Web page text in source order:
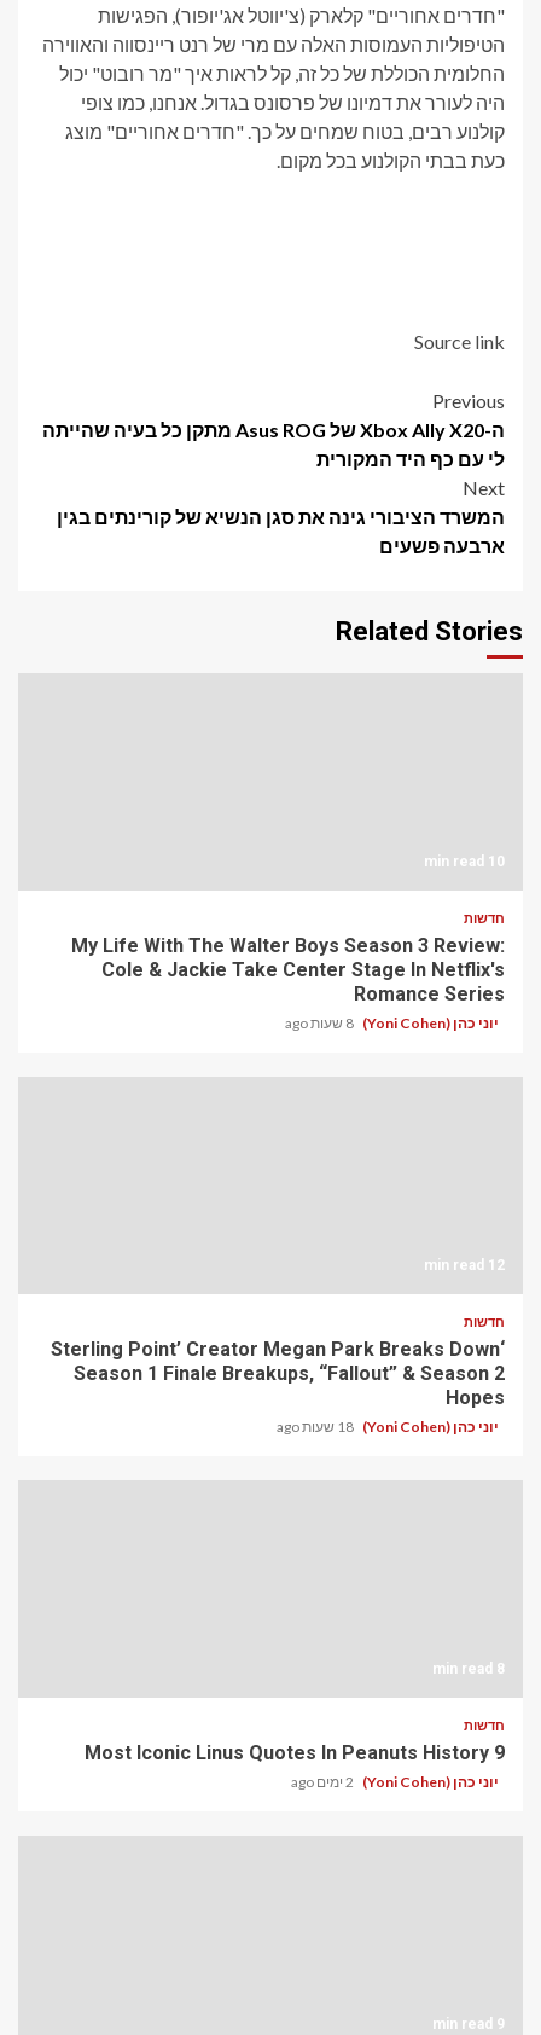
"חדרים אחוריים" קלארק (צ'יווטל אג'יופור), הפגישות
הטיפוליות העמוסות האלה עם מרי של רנט ריינסווה והאווירה
החלומית הכוללת של כל זה, קל לראות איך "מר רובוט" יכול
היה לעורר את דמיונו של פרסונס בגדול. אנחנו, כמו צופי
קולנוע רבים, בטוח שמחים על כך. "חדרים אחוריים" מוצג
כעת בבתי הקולנוע בכל מקום.
Source link
Post
navigation
Previous
ה-Xbox Ally X20 של Asus ROG מתקן כל בעיה שהייתה
לי עם כף היד המקורית
Next
המשרד הציבורי גינה את סגן הנשיא של קורינתים בגין
ארבעה פשעים
Related Stories
10 min read
חדשות
My Life With The Walter Boys Season 3 Review:
Cole & Jackie Take Center Stage In Netflix's
Romance Series
יוני כהן (Yoni Cohen) 8 שעות ago
12 min read
חדשות
‘Sterling Point’ Creator Megan Park Breaks Down
Season 1 Finale Breakups, “Fallout” & Season 2
Hopes
יוני כהן (Yoni Cohen) 18 שעות ago
8 min read
חדשות
9 Most Iconic Linus Quotes In Peanuts History
יוני כהן (Yoni Cohen) 2 ימים ago
9 min read